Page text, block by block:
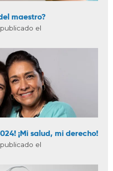
maestro?
el
¡Mi salud, mi derecho!
el